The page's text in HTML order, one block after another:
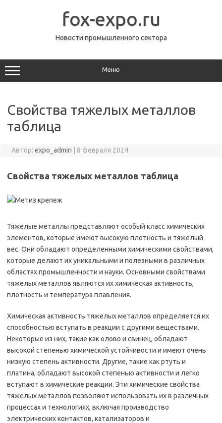
fox-expo.ru
Новости промышленного сектора
Меню
Свойства тяжелых металлов
таблица
Автор: expo_admin 8 февраля 2024
Свойства тяжелых металлов таблица
Тяжелые металлы представляют особый класс химических
элементов, которые имеют высокую плотность и тяжелый
вес. Они обладают определенными химическими свойствами,
которые делают их уникальными и полезными в различных
областях промышленности и науки. Основными свойствами
тяжелых металлов являются их химическая активность,
плотность и температура плавления.
Химическая активность тяжелых металлов определяется их
способностью вступать в реакции с другими веществами.
Некоторые из них, такие как олово и свинец, обладают
высокой степенью химической устойчивости и имеют очень
низкую степень активности. Другие, такие как ртуть и
платина, обладают высокой степенью активности и легко
вступают в химические реакции. Эти химические свойства
тяжелых металлов позволяют использовать их в различных
процессах и технологиях, включая производство
электрических контактов, катализаторов и